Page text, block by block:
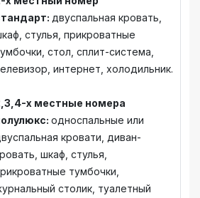
двуспальная кровать,
стулья, прикроватные
стол, сплит-система,
интернет, холодильник.
х местные номера
односпальные или
кровати, диван-
шкаф, стулья,
тумбочки,
столик, туалетный